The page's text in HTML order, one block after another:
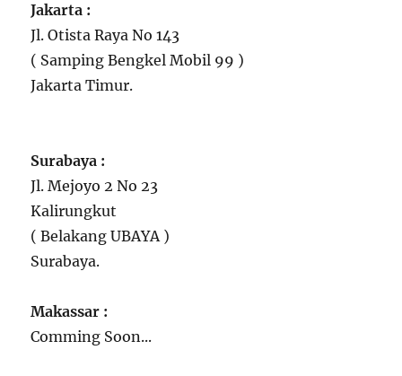
Jakarta :
Jl. Otista Raya No 143
( Samping Bengkel Mobil 99 )
Jakarta Timur.
Surabaya :
Jl. Mejoyo 2 No 23
Kalirungkut
( Belakang UBAYA )
Surabaya.
Makassar :
Comming Soon...